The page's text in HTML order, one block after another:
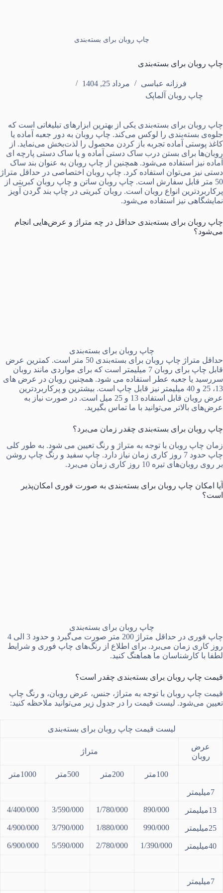
چاپ روبان برای بسته‌بندی
چاپ روبان برای بسته‌بندی
فرزانه عباسی
مرداد 25, 1404
چاپ روبان آلماپک
چاپ روبان برای بسته‌بندی یکی از بهترین ابزارهای تبلیغاتی است که
جلوه‌ی بسته‌بندی را لوکس می‌کند. چاپ روبان به دور جعبه آماده یا
کاغذ پوستی آماده تجربه باز کردن محصول را لذت‌بخش می‌نماید. از
روبان‌ها برای بستن درب ساک دستی آماده و یا ساک دستی پارچه ای
آماده نیز استفاده می‌شود. همچنین از چاپ روبان به عنوان بند ساک
دستی نیز می‌توان استفاده کرد. چاپ روبان اختصاصی در حداقل متراژ
50 متر قابل سفارش است. چاپ روبان ساتن و چاپ روبان کبریتی از
پرکاربردترین انواع روبان است. روبان کبریتی در چاپ بند گردن آویز
نمایشگاهی نیز استفاده می‌شود.
چاپ روبان برای بسته‌بندی حداقل در چه متراژ و عرض‌هایی انجام
می‌شود؟
چاپ روبان برای بسته‌بندی
حداقل متراژ چاپ روبان برای بسته‌بندی 50 متر است. کمترین عرض
قابل چاپ برای روبان 7 میلیمتر است که برای مواردی مانند روبان
سررسید یا جعبه عطر استفاده می شود. همچنین روبان در عرض های
13، 25 و 40 میلیمتر نیز قابل چاپ است. بیشترین و پرکاربردترین
عرض روبان قابل استفاده 13 و 25 میل است. در صورت نیاز به
عرض‌های بالاتر می‌توانید با ما تماس بگیرید.
چاپ روبان برای بسته‌بندی چقدر زمان می‌برد؟
زمان چاپ روبان با توجه به متراژ و رنگ تعیین می شود. به طور کلی
چاپ حدود 7 روز کاری زمان نیاز دارد. چاپ سفید و رنگ چاپ روشن
بر روی روبان‌های تیره 10 روز کاری زمان می‌برد.
آیا امکان چاپ روبان برای بسته‌بندی به صورت فوری امکان‌پذیر
است؟
چاپ روبان برای بسته‌بندی
چاپ فوری در حداقل متراژ 200 متر صورت می‌گیرد و حدود 3 الی 4
روز کاری زمان می‌برد. برای اطلاع از رنگ‌های چاپ فوری و شرایط
لطفا با کارشناسان ما هماهنگ کنید.
قیمت چاپ روبان برای بسته‌بندی چقدر است؟
قیمت چاپ روبان با توجه به متراژ، جنس، عرض روبان، و رنگ چاپ
تعیین می‌شود. لیست قیمت را در جدول زیر می‌توانید ملاحظه کنید:
لیست قیمت چاپ روبان برای بسته‌بندی
عرض
روبان
متراژ
100متر 200متر 500متر 1000متر
7میلیمتر
13میلیمتر 890/000
1/780/000
3/590/000
4/400/000
25میلیمتر 990/000
1/880/000
3/790/000
4/900/000
40میلیمتر 1/390/000
2/780/000
5/590/000
6/900/000
7میلیمتر